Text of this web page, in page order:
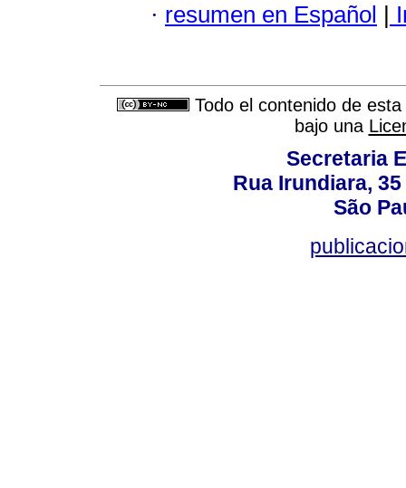
· resumen en Español |
Todo el contenido de
bajo una
Secretaria
Rua Irundiara,
São